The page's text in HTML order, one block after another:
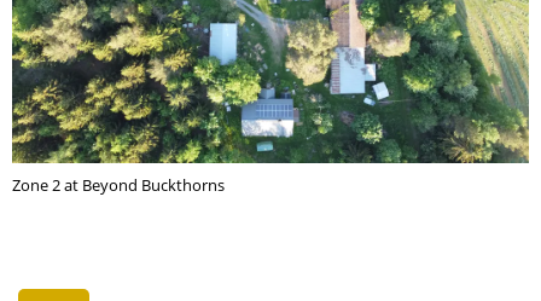
Zone 2 at Beyond Buckthorns